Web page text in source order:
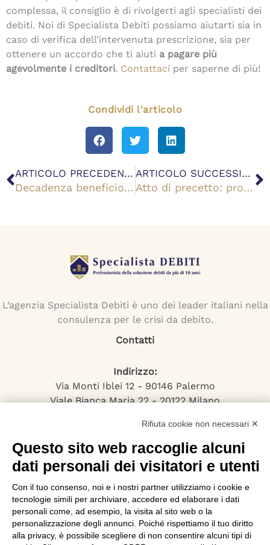
complessa, il consiglio è di rivolgerti agli specialisti dei
debiti. Noi di Specialista Debiti possiamo aiutarti sia in
caso di verifica dell’intervenuta prescrizione, sia per
ottenere un accordo che ti aiuti a pagare più
agevolmente i creditori. Contattaci per saperne di più!
Condividi l'articolo
Precedente ARTICOLO PRECEDENTE
Decadenza beneficio del termine: cos’è e in che modo proteggersi?
ARTICOLO SUCCESSIVO
Atto di precetto: procedura, come funziona e quando opporsi
L’agenzia Specialista Debiti è uno dei leader italiani nella
consulenza per le crisi da debito.
Contatti
Indirizzo:
Via Monti Iblei 12 - 90146 Palermo
Viale Bianca Maria 22 - 20122 Milano
800-034.597
Email:
contattaci@specialistadebiti.it
Esdebitamento
Legge 3
Consolidamento Debiti
Rifiuta cookie non necessari ✕
Questo sito web raccoglie alcuni
dati personali dei visitatori e utenti
Con il tuo consenso, noi e i nostri partner utilizziamo i cookie e
tecnologie simili per archiviare, accedere ed elaborare i dati
personali come, ad esempio, la visita al sito web o la
personalizzazione degli annunci. Poiché rispettiamo il tuo diritto
alla privacy, è possibile scegliere di non consentire alcuni tipi di